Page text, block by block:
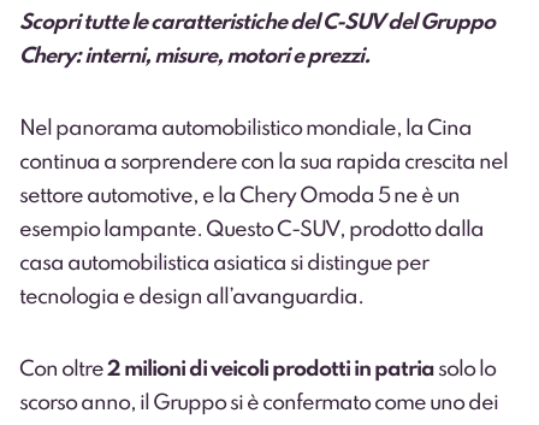
Scopri tutte le caratteristiche del C-SUV del Gruppo
Chery: interni, misure, motori e prezzi.
Nel panorama automobilistico mondiale, la Cina
continua a sorprendere con la sua rapida crescita nel
settore automotive, e la Chery Omoda 5 ne è un
esempio lampante. Questo C-SUV, prodotto dalla
casa automobilistica asiatica si distingue per
tecnologia e design all’avanguardia.
Con oltre2 milioni di veicoli prodotti in patria solo lo
scorso anno, il Gruppo si è confermato come uno dei